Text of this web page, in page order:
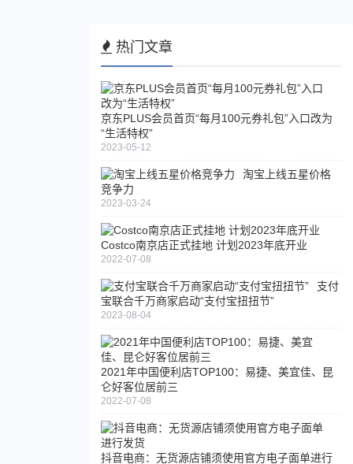
热门文章
京东PLUS会员首页“每月100元券礼包”入口改为
“生活特权”
2023-05-12
淘宝上线五星价格
竞争力
2023-03-24
Costco南京店正式挂地 计划2023年底开业
2022-07-08
支付
宝联合千万商家启动“支付宝扭扭节”
2023-08-04
2021年中国便利店TOP100：易捷、美宜佳、昆
仑好客位居前三
2022-07-08
抖音电商：无货源店铺须使用官方电子面单进行